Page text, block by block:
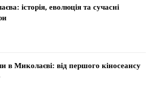
історія, еволюція та сучасні
в Миколаєві: від першого кіносеансу